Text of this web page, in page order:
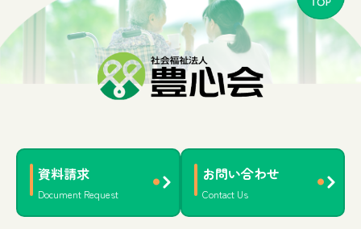
資料請求
Document Request
お問い合わせ
Contact Us